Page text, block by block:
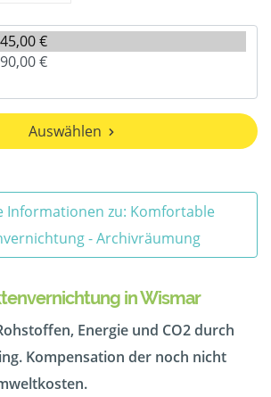
Auswählen
Informationen zu: Komfortable
- Archivräumung
in Wismar
Energie und CO2 durch
Kompensation der noch nicht